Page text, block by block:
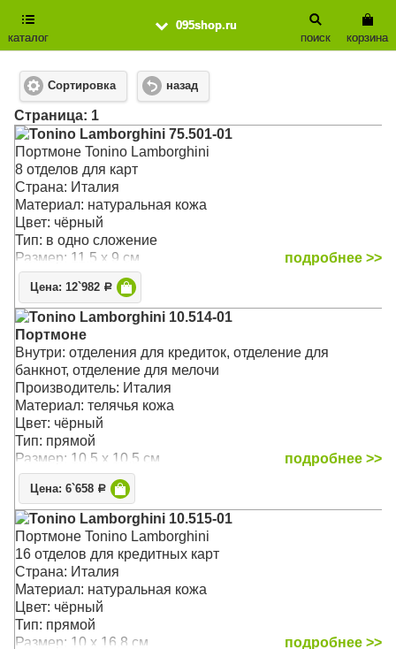
095shop.ru
каталог
корзина
поиск
Сортировка назад
Cтраница: 1
Tonino Lamborghini 75.501-01
Портмоне Tonino Lamborghini
8 отделов для карт
Страна: Италия
Материал: натуральная кожа
Цвет: чёрный
Тип: в одно сложение
Размер: 11.5 x 9 см
подробнее >>
Цена: 12`982 Р
Tonino Lamborghini 10.514-01
Портмоне
Внутри: отделения для кредиток, отделение для
банкнот, отделение для мелочи
Производитель: Италия
Материал: телячья кожа
Цвет: чёрный
Тип: прямой
Размер: 10.5 x 10.5 см
подробнее >>
Цена: 6`658 Р
Tonino Lamborghini 10.515-01
Портмоне Tonino Lamborghini
16 отделов для кредитных карт
Страна: Италия
Материал: натуральная кожа
Цвет: чёрный
Тип: прямой
Размер: 10 x 16.8 см
подробнее >>